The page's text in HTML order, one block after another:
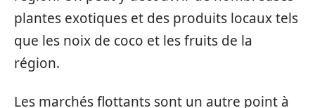
plantes exotiques et des produits locaux tels
que les noix de coco et les fruits de la
région.
Les marchés flottants sont un autre point à